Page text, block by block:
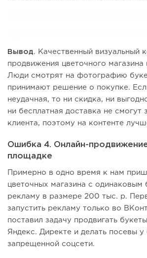
Вывод. Качественный визуальный
продвижения цветочного магазина
Люди смотрят на фотографию
принимают решение о покупке.
неудачная, то ни скидка, ни
ни бесплатная доставка не смогут
клиента, поэтому на контенте
Ошибка 4. Онлайн-
площадке
Примерно в одно время к нам
цветочных магазина с
рекламу в размере 200 тыс. р.
запустить рекламу только во
поставил задачу продвигать
Яндекс. Директе и делать посевы у
запрещенной соцсети.